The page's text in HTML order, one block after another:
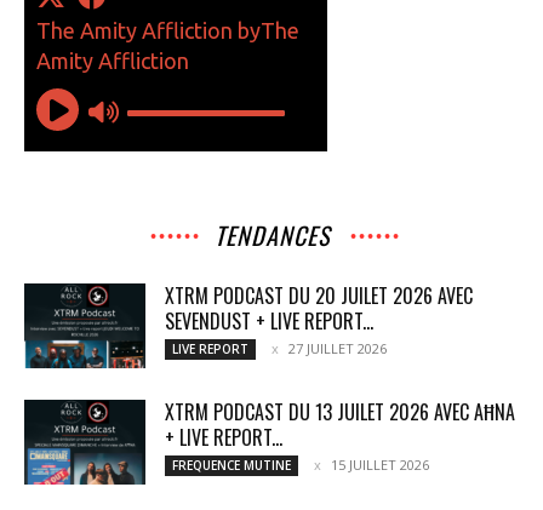
TENDANCES
XTRM PODCAST DU 20 JUILET 2026 AVEC
SEVENDUST + LIVE REPORT...
LIVE REPORT 27 JUILLET 2026
XTRM PODCAST DU 13 JUILET 2026 AVEC AĦNA
+ LIVE REPORT...
FREQUENCE MUTINE 15 JUILLET 2026